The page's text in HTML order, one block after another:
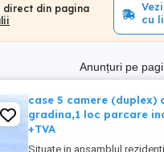
direct din pagina
cu
Anunțuri pe
case 5 camere (duplex)
gradina,1 loc parcare
+TVA
Situate in ansamblul